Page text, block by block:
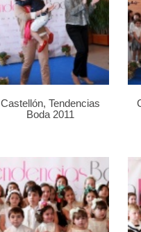
Castellón, Tendencias
Boda 2011